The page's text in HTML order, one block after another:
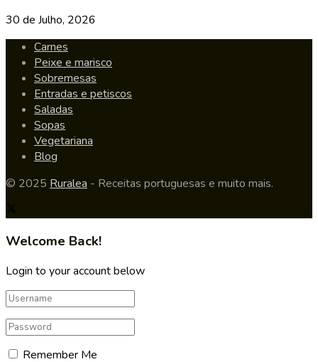
30 de Julho, 2026
Carnes
Peixe e marisco
Sobremesas
Entradas e petiscos
Saladas
Sopas
Vegetariana
Blog
© 2025 Ruralea - Receitas portuguesas e muito mais.
Welcome Back!
Login to your account below
Remember Me